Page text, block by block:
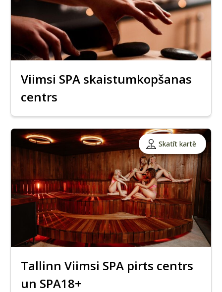
Viimsi SPA skaistumkopšanas
centrs
Skatīt kartē
Tallinn Viimsi SPA pirts centrs
un SPA18+